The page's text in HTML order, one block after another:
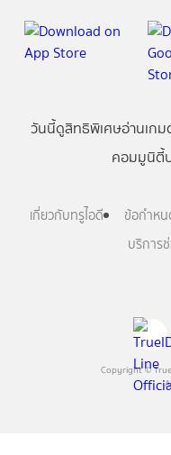
Copyright ©
วันนี้ดูสิทธิพิเศษอ่านเกม
คอมมูนิตี้
เกี่ยวกับทรูไอดี ข้อกำหน
บริการ